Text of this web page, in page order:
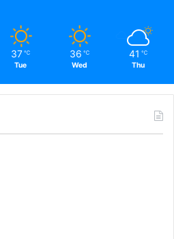
37 ℃
Tue
36 ℃
Wed
41 ℃
Thu